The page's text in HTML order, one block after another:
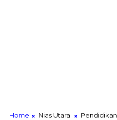
Home Nias Utara Pendidikan